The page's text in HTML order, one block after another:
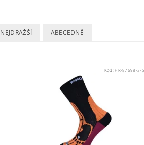
NEJDRAŽŠÍ ABECEDNĚ
Kód:HR-87698-3-5